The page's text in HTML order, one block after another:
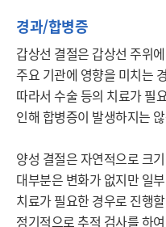
경과/합병증
갑상선 결절은 갑상선 주위
주요 기관에 영향을 미치는
따라서 수술 등의 치료가 필
인해 합병증이 발생하지는
양성 결절은 자연적으로 크
대부분은 변화가 없지만 일
치료가 필요한 경우로 진행
정기적으로 추적 검사를 하